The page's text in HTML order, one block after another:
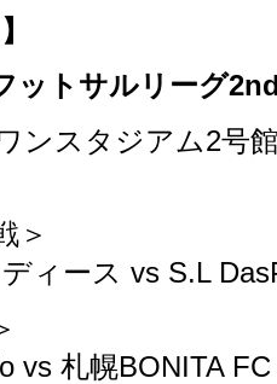
ットサルリーグ
ンスタジアム2号
＞
ィース vs S.L
vs 札幌BONITA FC